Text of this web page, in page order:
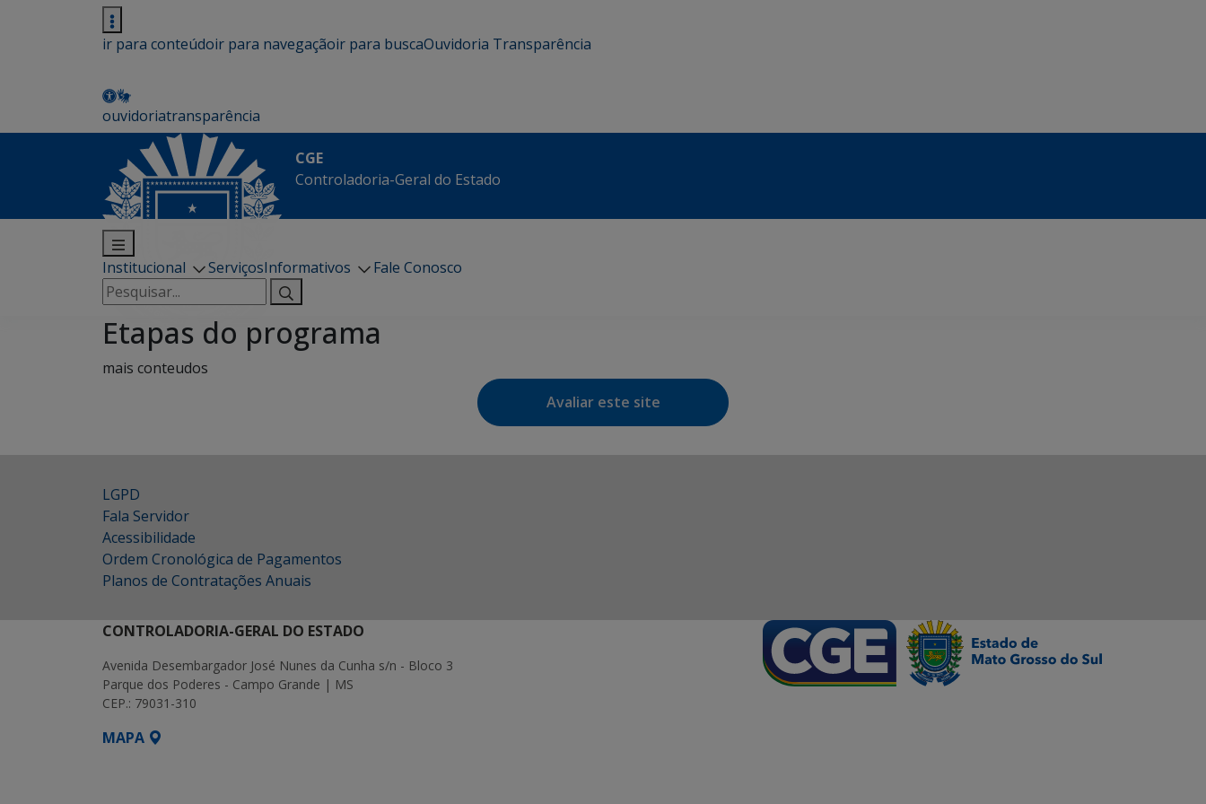
ir para conteúdoir para navegaçãoir para buscaOuvidoria Transparência
ouvidoriatransparência
CGE
Controladoria-Geral do Estado
Institucional ServiçosInformativos
Fale Conosco
Pesquisar
por:
Etapas do programa
mais conteudos
Avaliar este site
LGPD
Fala Servidor
Acessibilidade
Ordem Cronológica de Pagamentos
Planos de Contratações Anuais
CONTROLADORIA-GERAL DO ESTADO
Avenida Desembargador José Nunes da Cunha s/n - Bloco 3
Parque dos Poderes - Campo Grande | MS
CEP.: 79031-310
MAPA